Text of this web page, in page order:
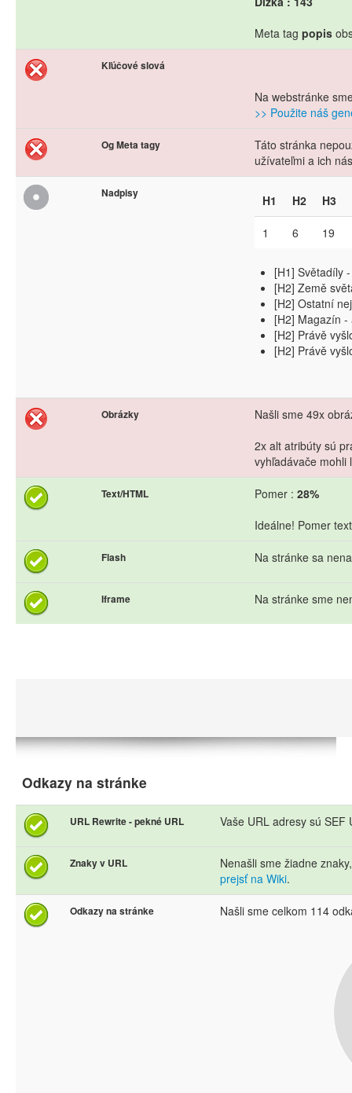
Meta tag popis
Kľúčové slová
Na webstránke
>> Použite náš
Og Meta tagy
Táto stránka
užívateľmi a ich
Nadpisy H1 H2 H3
1 6 19
[H1] Světadíly
[H2] Země
[H2] Ostatní
[H2] Magazín
[H2] Právě
[H2] Právě
Obrázky
Našli sme 49x
2x alt atribúty sú
vyhľadávače mohli
Text/HTML Pomer : 28%
Ideálne! Pomer
Flash Na stránke sa
Iframe Na stránke sme
Odkazy na stránke
URL Rewrite - pekné URL Vaše URL adresy sú
Znaky v URL
Nenašli sme žiadne
prejsť na Wiki.
Odkazy na stránke Našli sme celkom 114